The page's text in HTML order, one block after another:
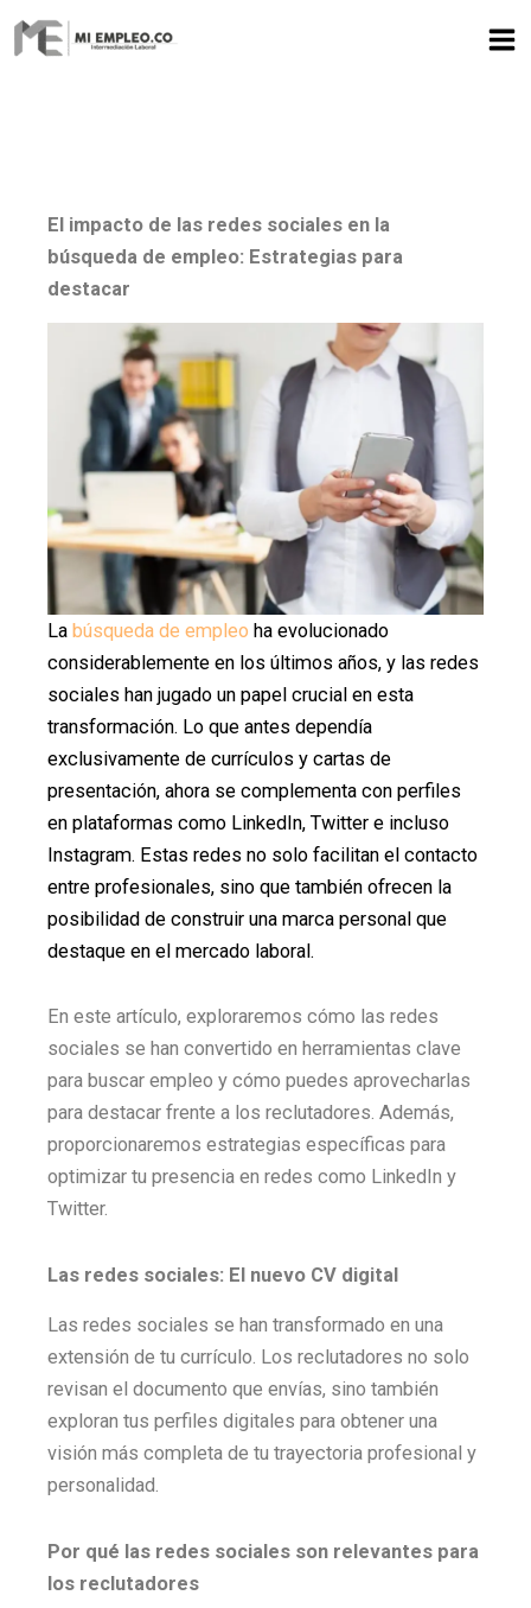
El impacto de las redes sociales en la
búsqueda de empleo: Estrategias para
destacar
La búsqueda de empleo ha evolucionado
considerablemente en los últimos años, y las redes
sociales han jugado un papel crucial en esta
transformación. Lo que antes dependía
exclusivamente de currículos y cartas de
presentación, ahora se complementa con perfiles
en plataformas como LinkedIn, Twitter e incluso
Instagram. Estas redes no solo facilitan el contacto
entre profesionales, sino que también ofrecen la
posibilidad de construir una marca personal que
destaque en el mercado laboral.
En este artículo, exploraremos cómo las redes
sociales se han convertido en herramientas clave
para buscar empleo y cómo puedes aprovecharlas
para destacar frente a los reclutadores. Además,
proporcionaremos estrategias específicas para
optimizar tu presencia en redes como LinkedIn y
Twitter.
Las redes sociales: El nuevo CV digital
Las redes sociales se han transformado en una
extensión de tu currículo. Los reclutadores no solo
revisan el documento que envías, sino también
exploran tus perfiles digitales para obtener una
visión más completa de tu trayectoria profesional y
personalidad.
Por qué las redes sociales son relevantes para
los reclutadores